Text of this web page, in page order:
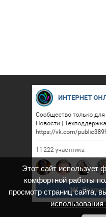
Этот сайт использует
комфортной работы
просмотр страниц сайта,